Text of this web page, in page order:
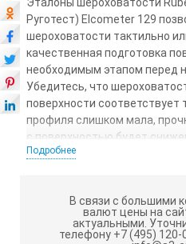
Руготест) Elcometer 129
шероховатости тактильно
качественная подготовка
необходимым этапом перед
Убедитесь, что
поверхности
профиля слишком мала,
с поверхностью будет
слишком большая, то есть
Эталоны
Подробнее
В связи с большими
валют цены на
актуальными.
телефону +7 (495) 120-